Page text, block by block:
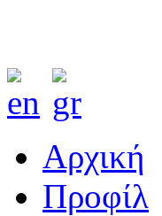
Αρχική
Προφίλ